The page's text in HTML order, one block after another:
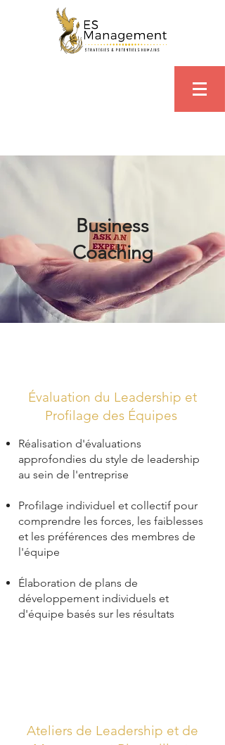
Business
Coaching
Évaluation du Leadership et
Profilage des Équipes
Réalisation d'évaluations
approfondies du style de leadership
au sein de l'entreprise
Profilage individuel et collectif pour
comprendre les forces, les faiblesses
et les préférences des membres de
l'équipe
Élaboration de plans de
développement individuels et
d'équipe basés sur les résultats
Ateliers de Leadership et de